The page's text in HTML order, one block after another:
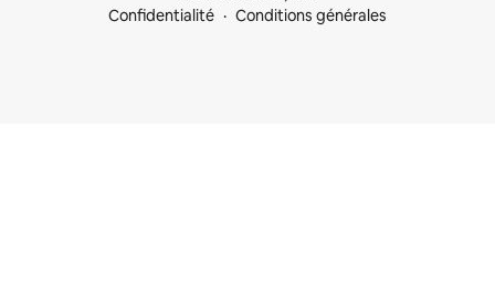
Confidentialité
Conditions générales